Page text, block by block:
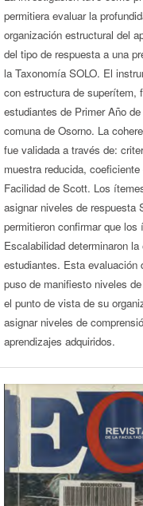
permitiera evaluar la
organización estructural del
del tipo de respuesta a una
la Taxonomía SOLO. El
con estructura de superítem,
estudiantes de Primer Año
comuna de Osorno. La
fue validada a través de:
muestra reducida,
Facilidad de Scott. Los
asignar niveles de respuesta
permitieron confirmar que
Escalabilidad determinaron
estudiantes. Esta evaluación
puso de manifiesto niveles
el punto de vista de su
asignar niveles de
aprendizajes adquiridos.